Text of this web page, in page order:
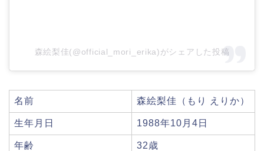
森絵梨佳(@official_mori_erika)がシェアした投稿
名前 森絵梨佳（もり えりか）
生年月日 1988年10月4日
年齢 32歳